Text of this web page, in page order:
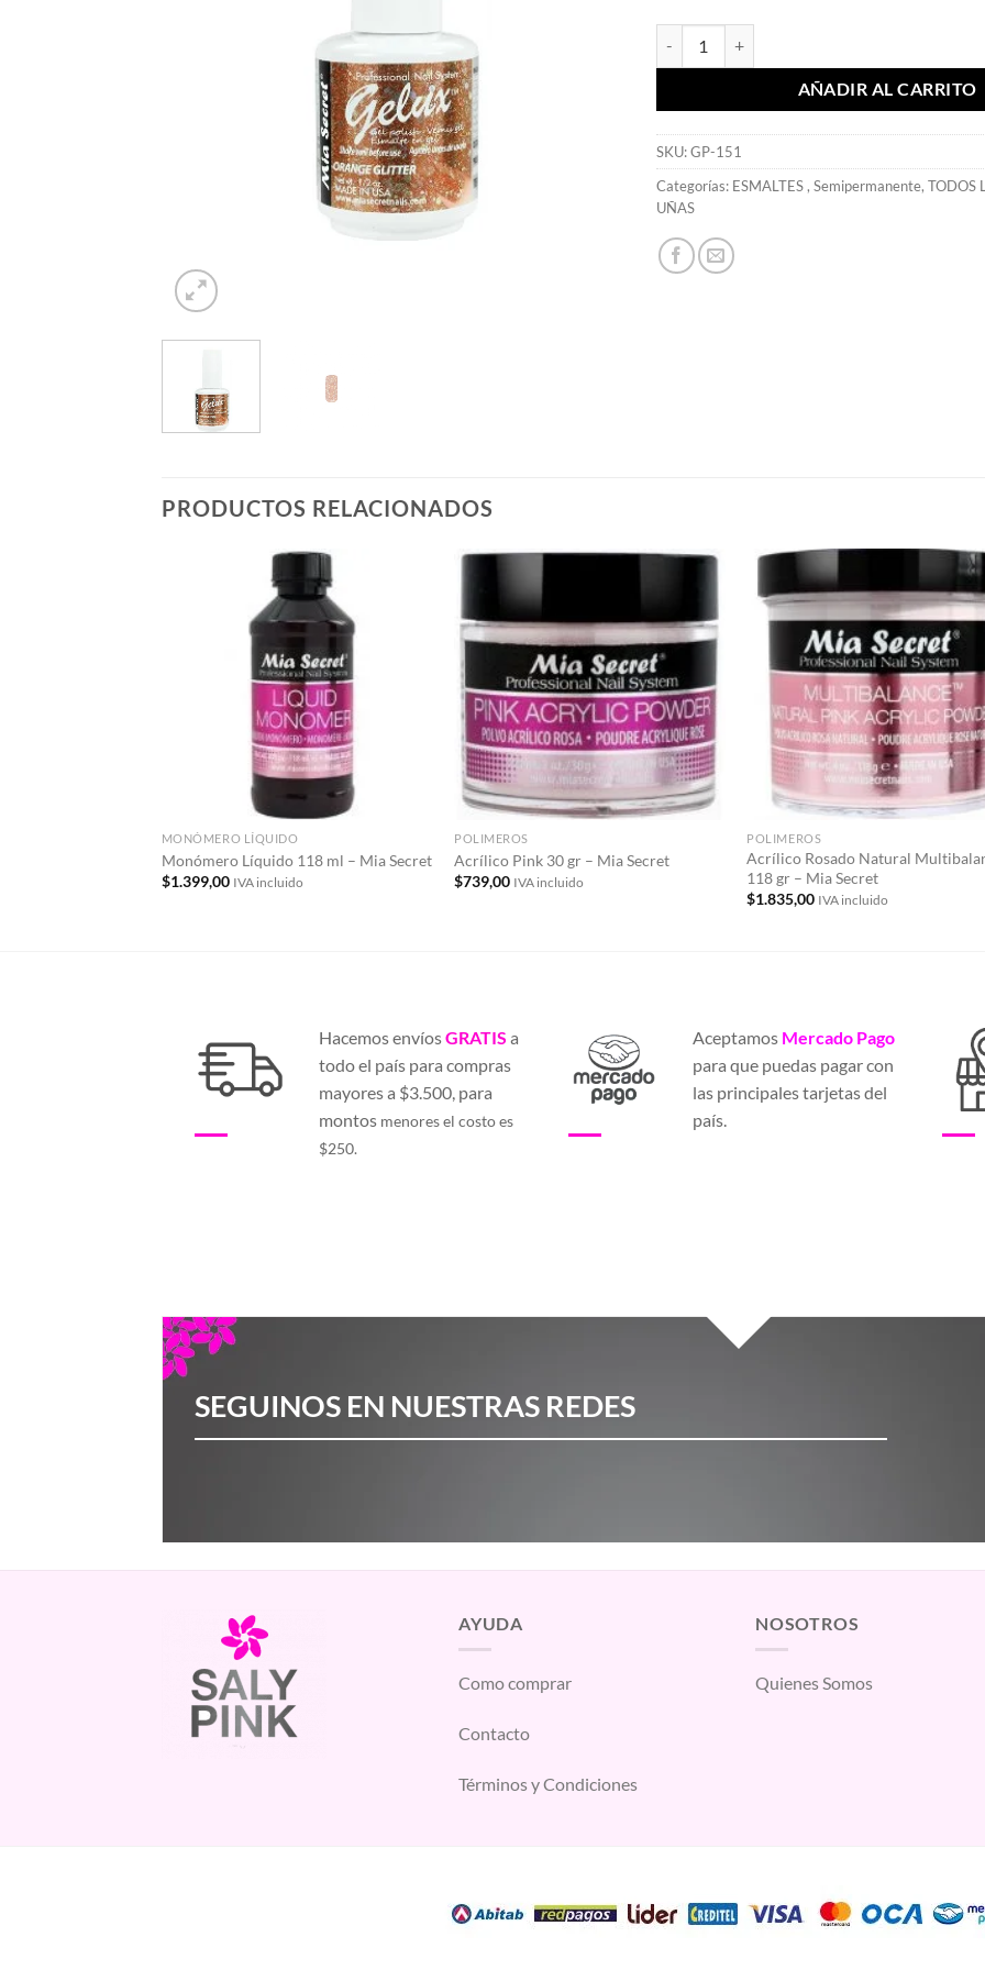
AÑADIR AL CARRITO
SKU:GP-151
Categorías: ESMALTES, Semipermanente, TODOS
UÑAS
PRODUCTOS RELACIONADOS
MONÓMERO LÍQUIDO
Monómero Líquido 118 ml – Mia Secret
$1.399,00 IVA incluido
a la
lista de
POLIMEROS
Acrílico Pink 30 gr – Mia Secret
$739,00 IVA incluido
a
POLIMEROS
Acrílico Rosado Natural
118 gr – Mia Secret
$1.835,00 IVA incluido
Hacemos envíosGRATIS a
todo el país para compras
mayores a $3.500, para
montos menores el costo es
$250.
Aceptamos Mercado Pago
para que puedas pagar con
las principales tarjetas del
país.
SEGUINOS EN NUESTRAS REDES
AYUDA
Como comprar
Contacto
Términos y Condiciones
NOSOTROS
Quienes Somos